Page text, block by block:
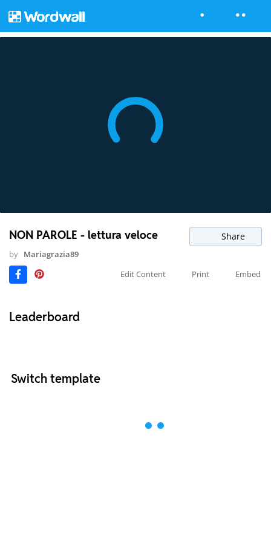
NON PAROLE - lettura veloce Share
by Mariagrazia89
Edit Content
Print Embed
Leaderboard
Switch template